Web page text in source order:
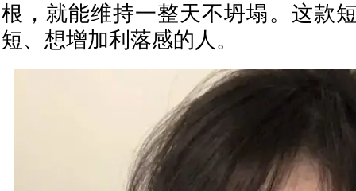
根，就能维持一整天不坍塌。这款
短、想增加利落感的人。